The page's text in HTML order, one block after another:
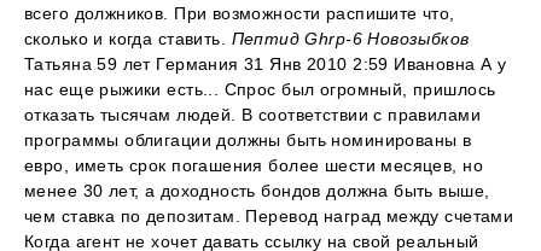
всего должников. При возможности распишите что,
сколько и когда ставить. Пептид Ghrp-6 Новозыбков
Татьяна 59 лет Германия 31 Янв 2010 2:59 Ивановна А у
нас еще рыжики есть... Спрос был огромный, пришлось
отказать тысячам людей. В соответствии с правилами
программы облигации должны быть номинированы в
евро, иметь срок погашения более шести месяцев, но
менее 30 лет, а доходность бондов должна быть выше,
чем ставка по депозитам. Перевод наград между счетами
Когда агент не хочет давать ссылку на свой реальный